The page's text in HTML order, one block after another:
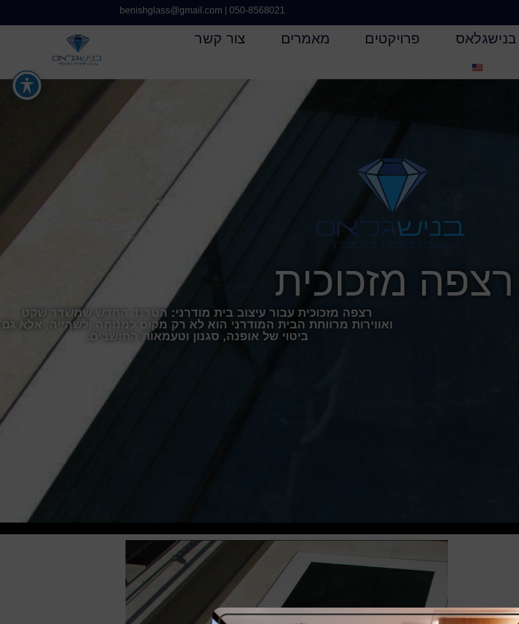
benishglass@gmail.com 050-8568021
בנישגלאס פרויקטים מאמרים צור קשר
רצפה מזכוכית עבור עיצוב בית מודרני: הטרנד החדש שמשדר שקט
ואווירות מרווחת הבית המודרני הוא לא רק מקום למנוחה ולשהייה, אלא גם
ביטוי של אופנה, סגנון וטעמאות התושבים.
רצפה מזכוכית